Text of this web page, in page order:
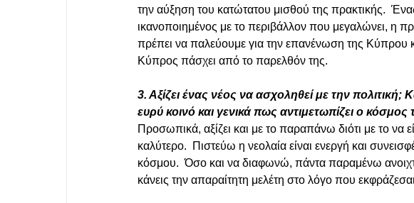
την αύξηση του κατώτατου μισθού της πρακτικής.
ικανοποιημένος με το περιβάλλον που μεγαλώνει, η
πρέπει να παλεύουμε για την επανένωση της Κύπρου
Κύπρος πάσχει από το παρελθόν της.
3. Αξίζει ένας νέος να ασχοληθεί με την
ευρύ κοινό και γενικά πως αντιμετωπίζει ο
Προσωπικά, αξίζει και με το παραπάνω διότι με το να
καλύτερο.  Πιστεύω η νεολαία είναι ενεργή και
κόσμου.  Όσο και να διαφωνώ, πάντα παραμένω
κάνεις την απαραίτητη μελέτη στο λόγο που